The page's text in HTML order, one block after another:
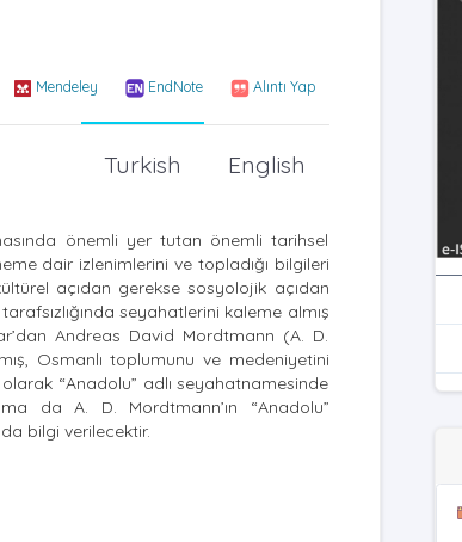
Mendeley EndNote Alıntı Yap
English
Turkish
önemli yer tutan önemli tarihsel
dair izlenimlerini ve topladığı bilgileri
açıdan gerekse sosyolojik açıdan
seyahatlerini kaleme almış
Andreas David Mordtmann (A. D.
Osmanlı toplumunu ve medeniyetini
“Anadolu” adlı seyahatnamesinde
da A. D. Mordtmann’ın “Anadolu”
bilgi verilecektir.